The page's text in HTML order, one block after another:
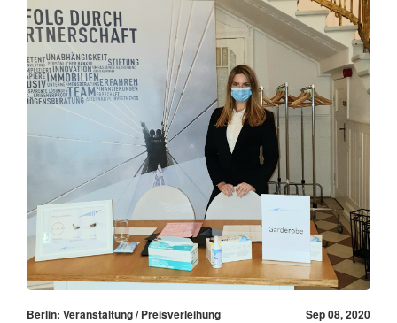
Berlin: Veranstaltung / Preisverleihung Sep 08, 2020